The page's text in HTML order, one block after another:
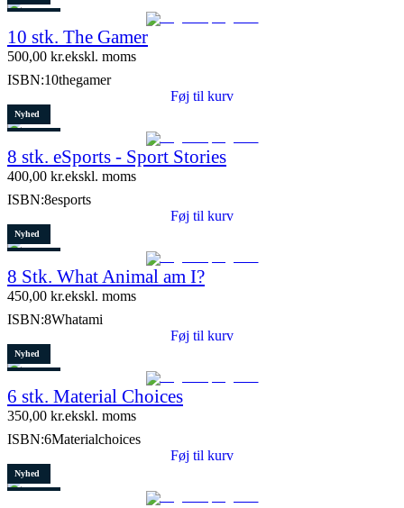
5 stk. tilbage
10 stk. The Gamer
500,00 kr.ekskl. moms
ISBN:10thegamer
Føj til kurv
Nyhed
6 stk. tilbage
8 stk. eSports - Sport Stories
400,00 kr.ekskl. moms
ISBN:8esports
Føj til kurv
Nyhed
10 stk. tilbage
8 Stk. What Animal am I?
450,00 kr.ekskl. moms
ISBN:8Whatami
Føj til kurv
Nyhed
5 stk. tilbage
6 stk. Material Choices
350,00 kr.ekskl. moms
ISBN:6Materialchoices
Føj til kurv
Nyhed